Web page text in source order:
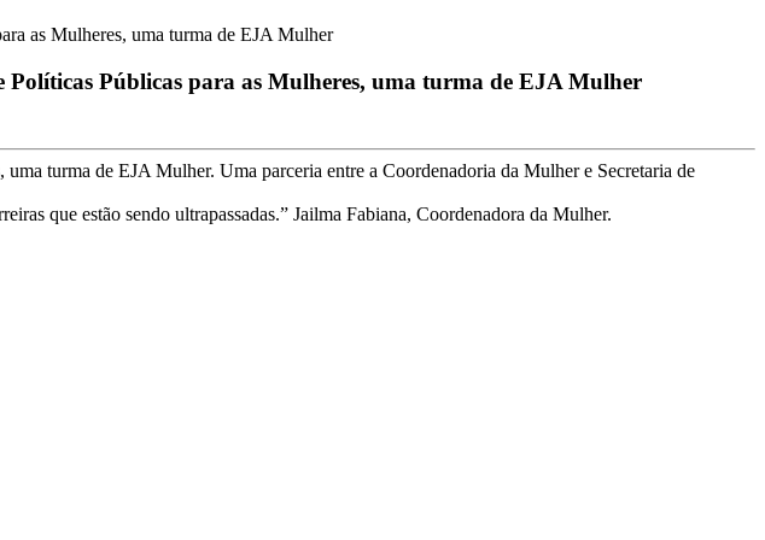
as Mulheres, uma turma de EJA Mulher
Públicas para as Mulheres, uma turma de EJA Mulher
turma de EJA Mulher. Uma parceria entre a Coordenadoria da Mulher e Secretaria de
que estão sendo ultrapassadas.” Jailma Fabiana, Coordenadora da Mulher.